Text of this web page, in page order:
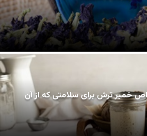
خمیر ترش برای سلامتی که از آن